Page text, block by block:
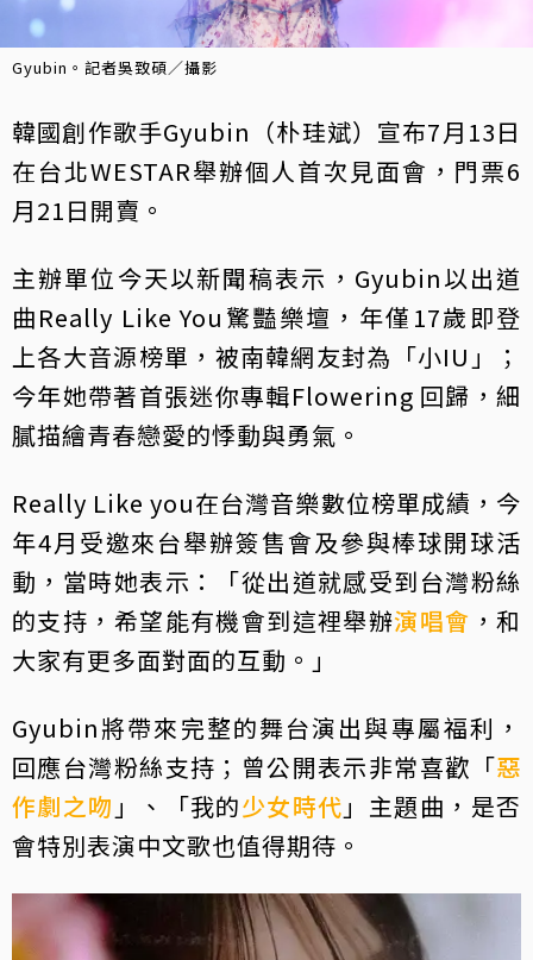
Gyubin。記者吳致碩／攝影
韓國創作歌手Gyubin（朴珪斌）宣布7月13日
在台北WESTAR舉辦個人首次見面會，門票6
月21日開賣。
主辦單位今天以新聞稿表示，Gyubin以出道
曲Really Like You驚豔樂壇，年僅17歲即登
上各大音源榜單，被南韓網友封為「小IU」；
今年她帶著首張迷你專輯Flowering 回歸，細
膩描繪青春戀愛的悸動與勇氣。
Really Like you在台灣音樂數位榜單成績，今
年4月受邀來台舉辦簽售會及參與棒球開球活
動，當時她表示：「從出道就感受到台灣粉絲
的支持，希望能有機會到這裡舉辦演唱會 ，和
大家有更多面對面的互動。」
Gyubin將帶來完整的舞台演出與專屬福利，
回應台灣粉絲支持；曾公開表示非常喜歡「惡
作劇之吻 」、「我的少女時代 」主題曲，是否
會特別表演中文歌也值得期待。